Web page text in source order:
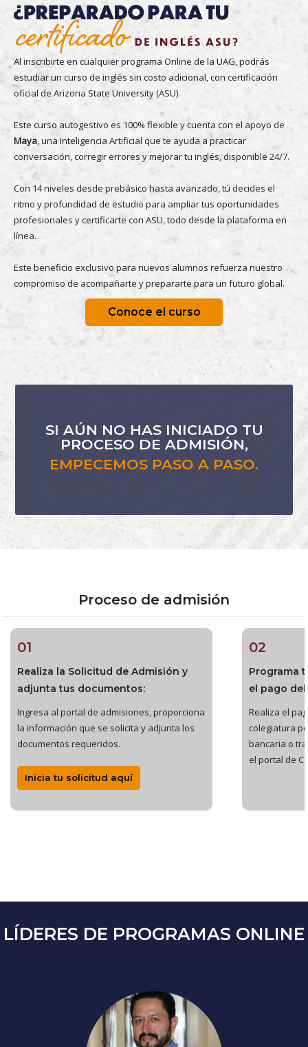
Al inscribirte en cualquier programa Online de la UAG, podrás
estudiar un curso de inglés sin costo adicional, con certificación
oficial de Arizona State University (ASU).
Este curso autogestivo es 100% flexible y cuenta con el apoyo de
Maya, una Inteligencia Artificial que te ayuda a practicar
conversación, corregir errores y mejorar tu inglés, disponible 24/7.
Con 14 niveles desde prebásico hasta avanzado, tú decides el
ritmo y profundidad de estudio para ampliar tus oportunidades
profesionales y certificarte con ASU, todo desde la plataforma en
línea.
Este beneficio exclusivo para nuevos alumnos refuerza nuestro
compromiso de acompañarte y prepararte para un futuro global.
Conoce el curso
SI AÚN NO HAS INICIADO TU
PROCESO DE ADMISIÓN,
EMPECEMOS PASO A PASO.
Proceso de admisión
01
Realiza la Solicitud de Admisión y
adjunta tus documentos:
Ingresa al portal de admisiones, proporciona
la información que se solicita y adjunta los
documentos requeridos.
Inicia tu solicitud aquí
02
Programa
el pago
Realiza el
colegiatura
bancaria o
el portal de
LÍDERES DE PROGRAMAS ONLINE